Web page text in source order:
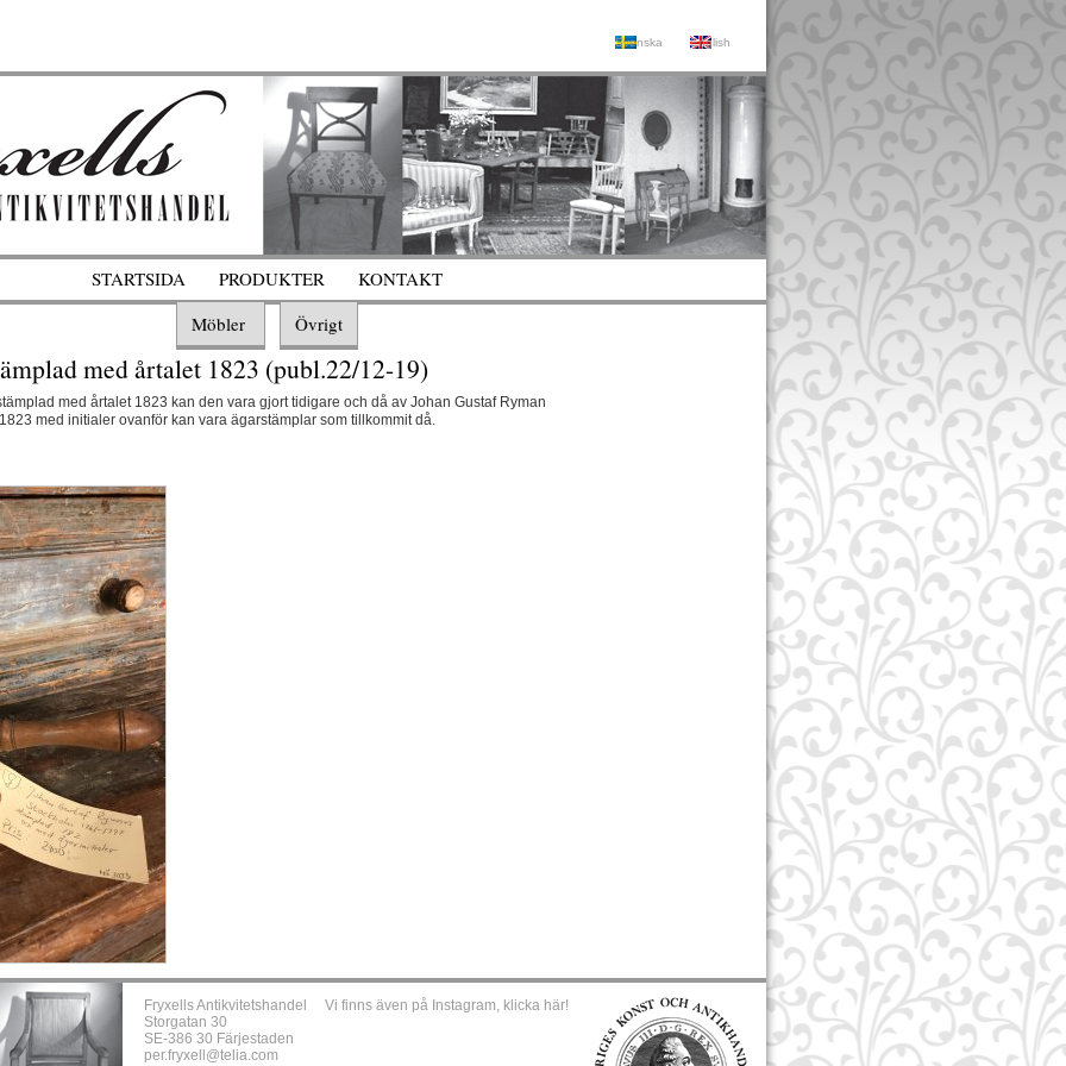
Svenska English
STARTSIDA PRODUKTER
KONTAKT
Möbler
Övrigt
med årtalet 1823 (publ.22/12-19)
med årtalet 1823 kan den vara gjort tidigare och då av Johan Gustaf Ryman
med initialer ovanför kan vara ägarstämplar som tillkommit då.
Fryxells Antikvitetshandel
Storgatan 30
SE-386 30 Färjestaden
per.fryxell@telia.com
Vi finns även på Instagram, klicka här!